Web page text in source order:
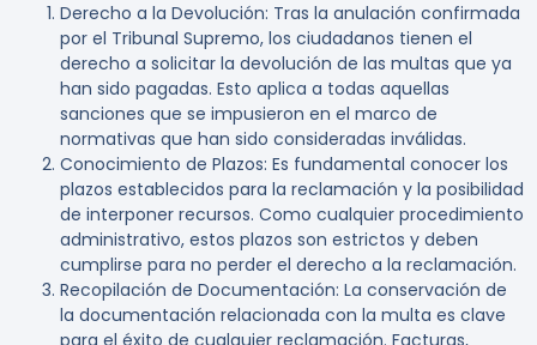
Derecho a la Devolución: Tras la anulación confirmada
por el Tribunal Supremo, los ciudadanos tienen el
derecho a solicitar la devolución de las multas que ya
han sido pagadas. Esto aplica a todas aquellas
sanciones que se impusieron en el marco de
normativas que han sido consideradas inválidas.
Conocimiento de Plazos: Es fundamental conocer los
plazos establecidos para la reclamación y la posibilidad
de interponer recursos. Como cualquier procedimiento
administrativo, estos plazos son estrictos y deben
cumplirse para no perder el derecho a la reclamación.
Recopilación de Documentación: La conservación de
la documentación relacionada con la multa es clave